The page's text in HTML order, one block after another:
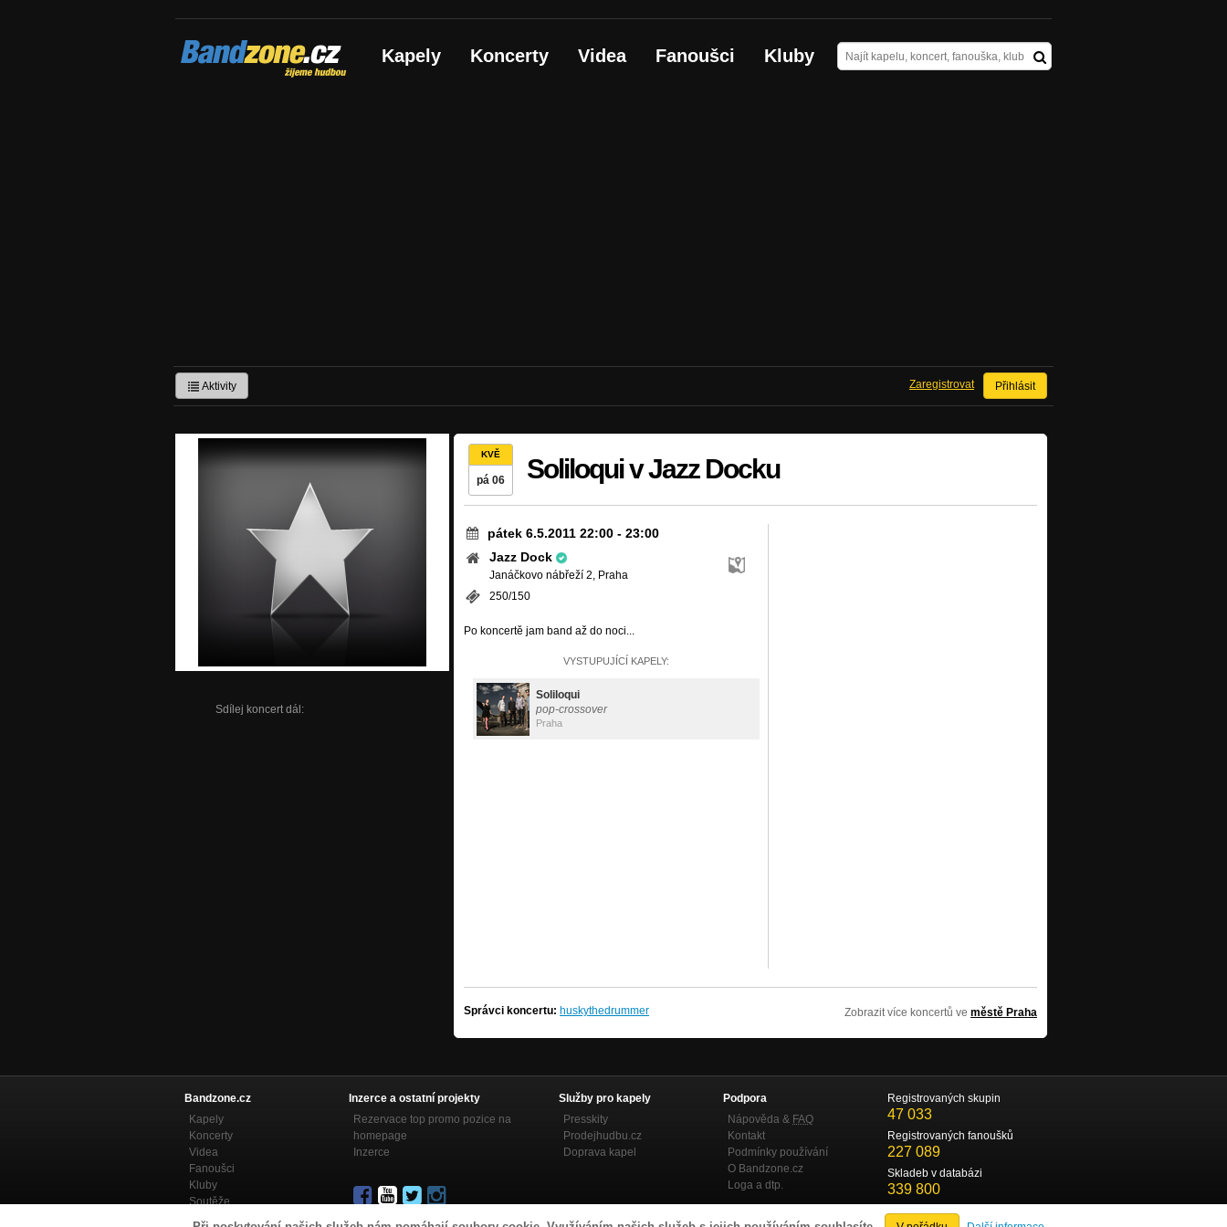
Bandzone.cz
žijeme hudbou Kapely Koncerty Videa Fanoušci Kluby
Aktivity Přihlásit
Zaregistrovat
Sdílej koncert dál:
KVĚ
pá 06 Soliloqui v Jazz Docku
pátek 6.5.2011 22:00 - 23:00
Jazz Dock
Janáčkovo nábřeží 2, Praha
250/150
Po koncertě jam band až do noci...
VYSTUPUJÍCÍ KAPELY:
Soliloqui
pop-crossover
Praha
Správci koncertu: huskythedrummer Zobrazit více koncertů ve městě Praha
Bandzone.cz
Kapely
Koncerty
Videa
Fanoušci
Kluby
Soutěže
Bandzone.cz blog
Inzerce a ostatní projekty
Rezervace top promo pozice na
homepage
Inzerce
Služby pro kapely
Presskity
Prodejhudbu.cz
Doprava kapel
Podpora
Nápověda & FAQ
Kontakt
Podmínky používání
O Bandzone.cz
Loga a dtp.
Registrovaných skupin
47 033
Registrovaných fanoušků
227 089
Skladeb v databázi
339 800